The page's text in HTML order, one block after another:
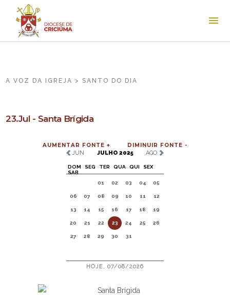
A VOZ DA IGREJA > SANTO DO DIA
23.Jul - Santa Brígida
AUMENTAR FONTE +
DIMINUIR FONTE -
JUN
JULHO 2025 AGO
DOM SEG TER QUA QUI
SEX
SAB
01
02 03 04 05
06 07 08 09 10 11 12
13 14 15 16 17 18 19
20 21 22 23 24 25 26
27 28 29 30 31
HOJE, 07/08/2026